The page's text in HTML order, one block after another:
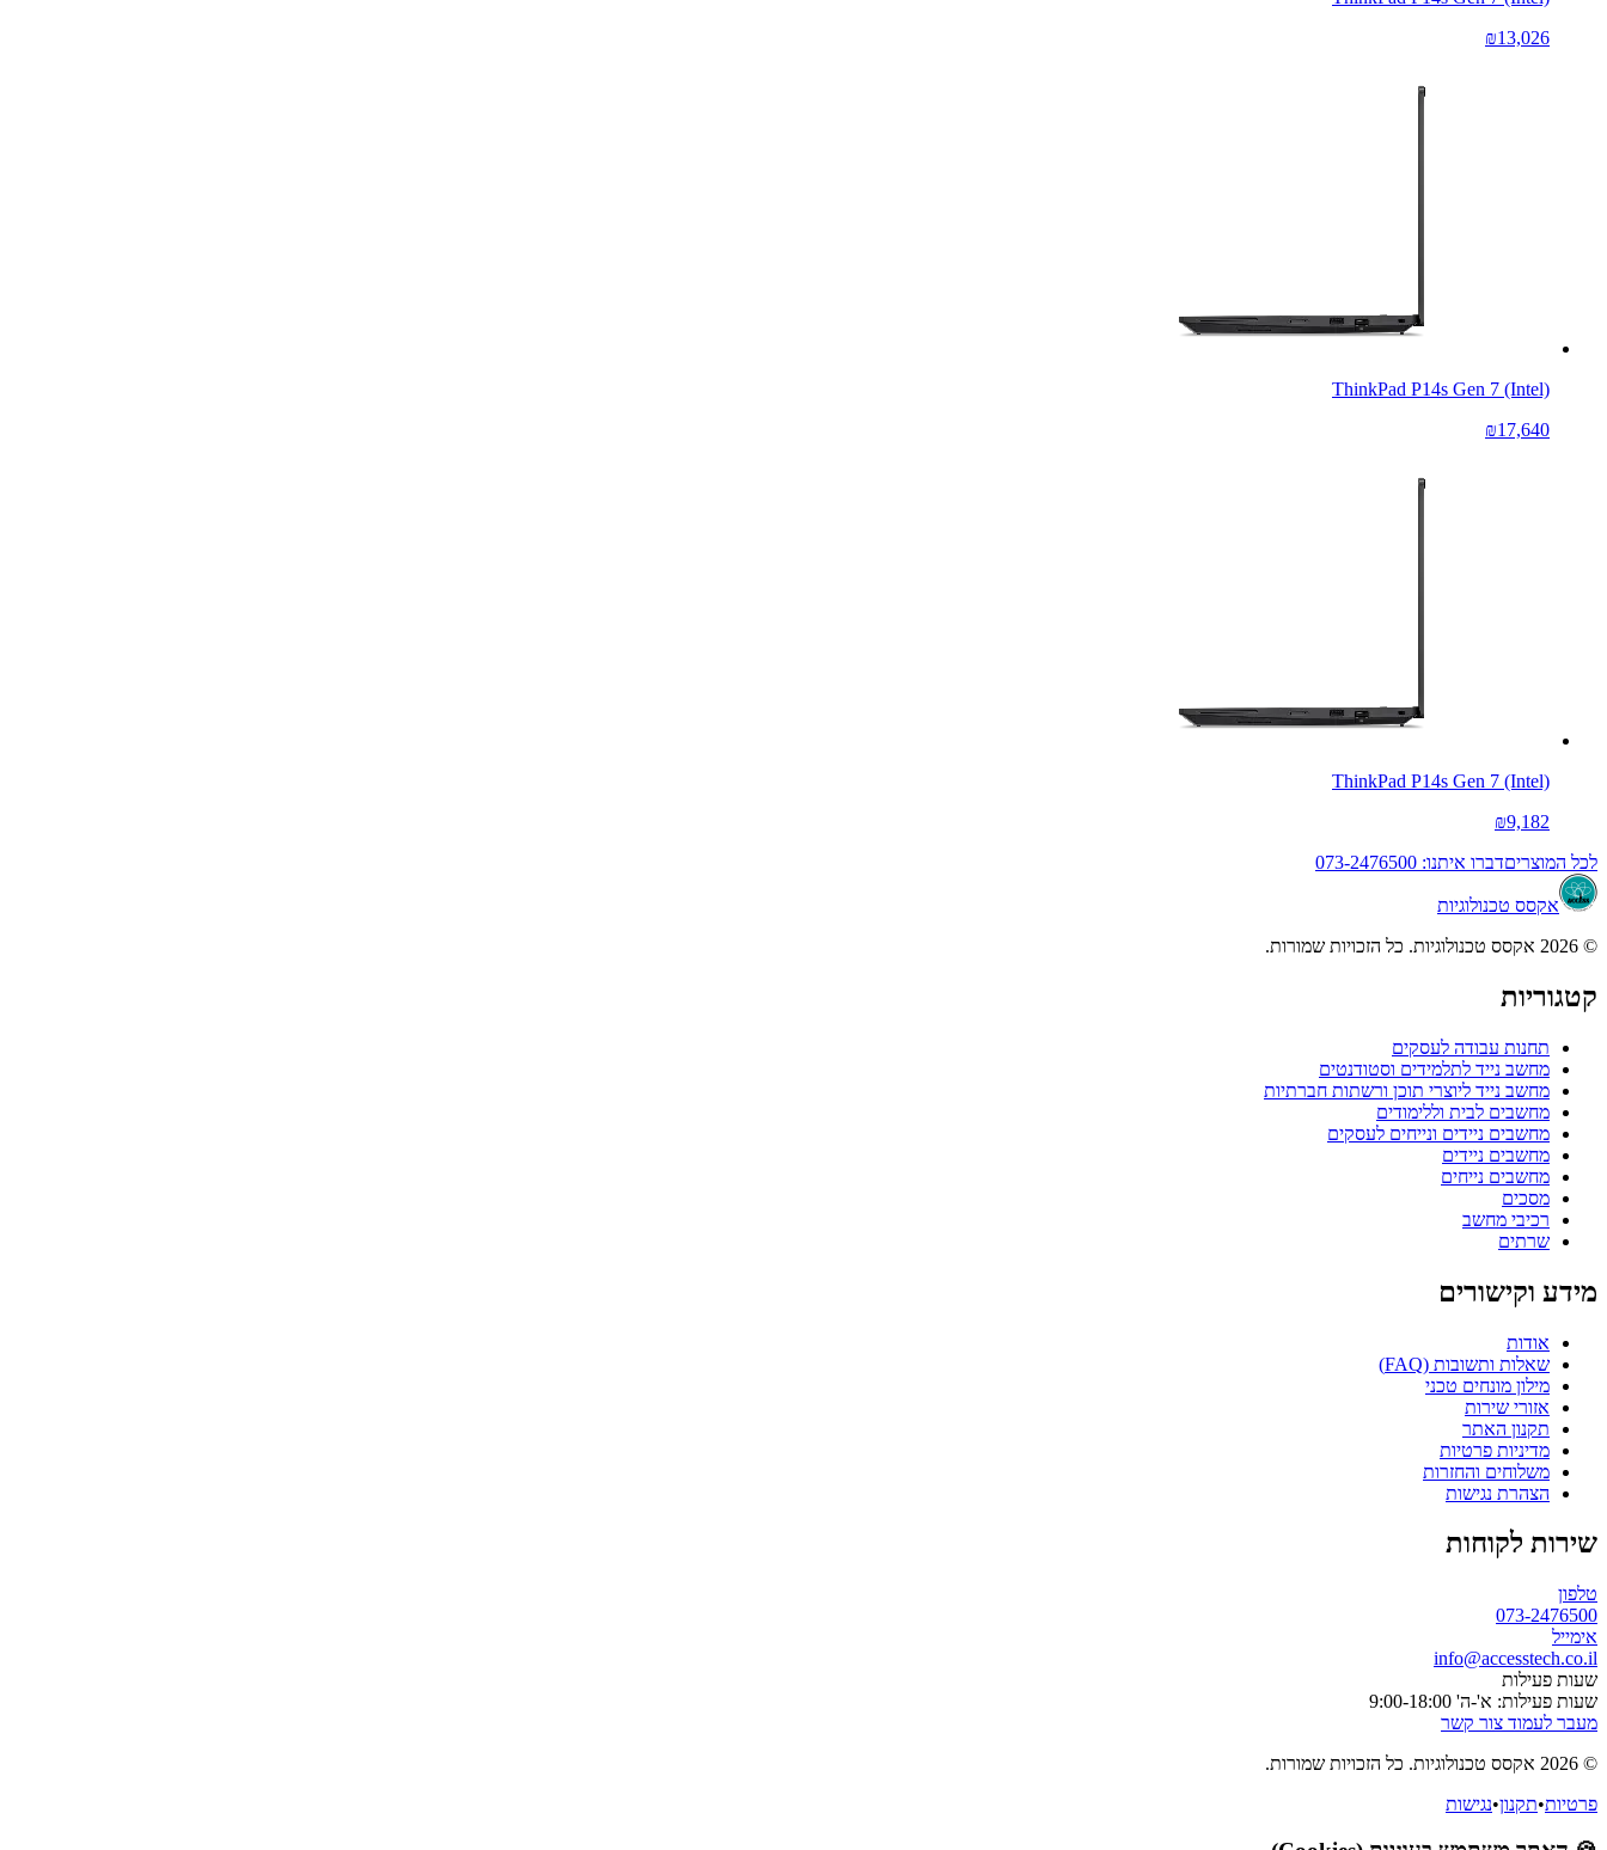
₪13,026
ThinkPad P14s Gen 7 (Intel)
₪17,640
ThinkPad P14s Gen 7 (Intel)
₪9,182
לכל המוצריםדברו איתנו: 073-2476500
אקסס טכנולוגיות
© 2026 אקסס טכנולוגיות. כל הזכויות שמורות.
קטגוריות
תחנות עבודה לעסקים
מחשב נייד לתלמידים וסטודנטים
מחשב נייד ליוצרי תוכן ורשתות חברתיות
מחשבים לבית וללימודים
מחשבים ניידים ונייחים לעסקים
מחשבים ניידים
מחשבים נייחים
מסכים
רכיבי מחשב
שרתים
מידע וקישורים
אודות
שאלות ותשובות (FAQ)
מילון מונחים טכני
אזורי שירות
תקנון האתר
מדיניות פרטיות
משלוחים והחזרות
הצהרת נגישות
שירות לקוחות
טלפון
073-2476500
אימייל
info@accesstech.co.il
שעות פעילות
שעות פעילות: א'-ה' 9:00-18:00
מעבר לעמוד צור קשר
© 2026 אקסס טכנולוגיות. כל הזכויות שמורות.
פרטיות•תקנון•נגישות